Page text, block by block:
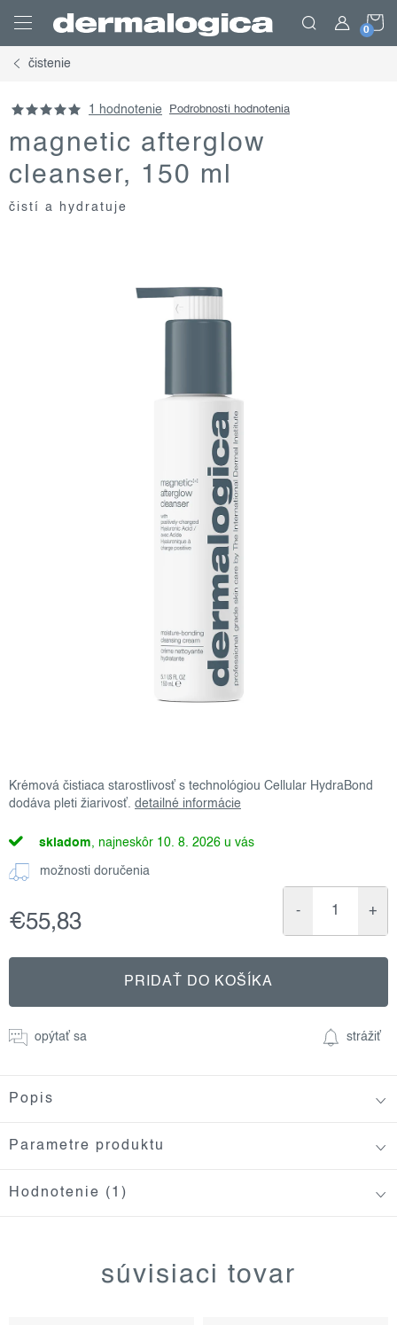
obsah
čistenie
1 hodnotenie Podrobnosti hodnotenia
magnetic afterglow
cleanser, 150 ml
čistí a hydratuje
Krémová čistiaca starostlivosť s technológiou Cellular HydraBond
dodáva pleti žiarivosť. detailné informácie
skladom 10. 8. 2026
možnosti doručenia
€55,83
cena:
PRIDAŤ DO KOŠÍKA
opýtať sa strážiť
Popis
Parametre produktu
Hodnotenie (1)
súvisiaci tovar